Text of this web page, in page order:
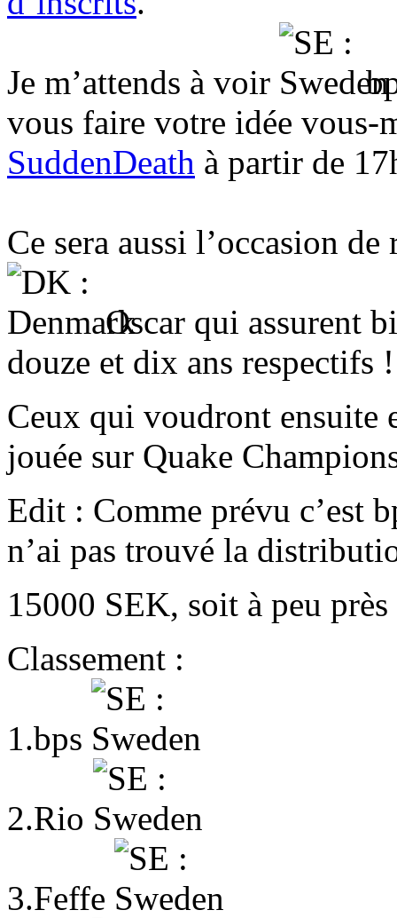
Je m’attends à voir
vous faire votre idée vous-
SuddenDeath à partir de
Ce sera aussi l’occasion
Oscar qui assurent
douze et dix ans respectifs !
Ceux qui voudront ensuite
jouée sur Quake
Edit : Comme prévu c’est
n’ai pas trouvé la
15000 SEK, soit à peu
Classement :
1.bps
2.Rio
3.Feffe